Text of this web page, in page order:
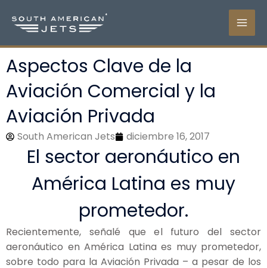
contenido
Aspectos Clave de la
Aviación Comercial y la
Aviación Privada
South American Jets diciembre 16, 2017
El sector aeronáutico en
América Latina es muy
prometedor.
Recientemente, señalé que el futuro del sector
aeronáutico en América Latina es muy prometedor,
sobre todo para la Aviación Privada – a pesar de los